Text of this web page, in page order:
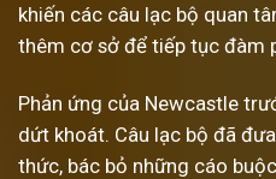
khiến các câu lạc bộ quan
thêm cơ sở để tiếp tục đàm
Phản ứng của Newcastle
dứt khoát. Câu lạc bộ đã
thức, bác bỏ những cáo